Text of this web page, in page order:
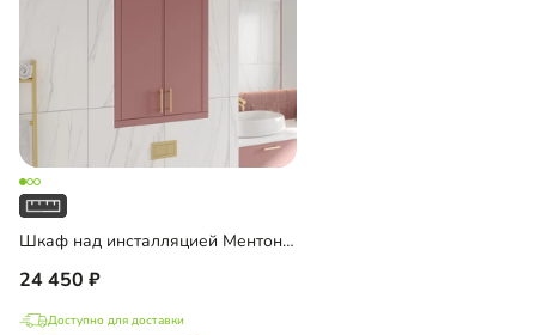
Шкаф над инсталляцией Ментон-1
24 450
Доступно для доставки